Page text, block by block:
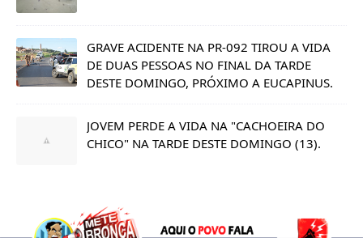
GRAVE ACIDENTE NA PR-092 TIROU A VIDA
DE DUAS PESSOAS NO FINAL DA TARDE
DESTE DOMINGO, PRÓXIMO A EUCAPINUS.
JOVEM PERDE A VIDA NA "CACHOEIRA DO
CHICO" NA TARDE DESTE DOMINGO (13).